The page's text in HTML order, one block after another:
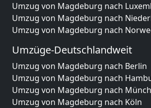
Umzug von Magdeburg nach
Umzug von Magdeburg nach
Umzug von Magdeburg nach
Umzüge-Deutschlandweit
Umzug von Magdeburg nach Berlin
Umzug von Magdeburg nach
Umzug von Magdeburg nach
Umzug von Magdeburg nach Köln